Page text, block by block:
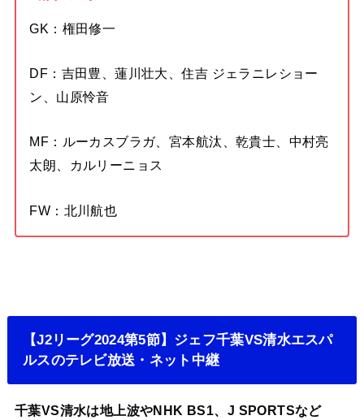
GK：権田修一
DF：吉田豊、蓮川壮大、住吉 ジェラニレショー
ン、山原怜音
MF：ルーカスブラガ、宮本航汰、乾貴士、中村亮
太朗、カルリーニョス
FW：北川航也
【J2リーグ2024第5節】ジェフ千葉VS清水エスパ
ルスのテレビ放送・ネット中継
千葉VS清水は地上波やNHK BS1、J SPORTSなど